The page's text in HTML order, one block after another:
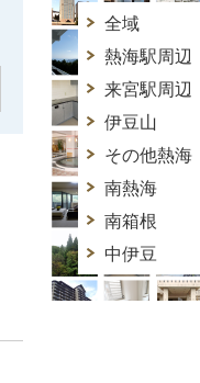
全域
熱海駅周辺
来宮駅周辺
伊豆山
その他熱海
南熱海
南箱根
中伊豆